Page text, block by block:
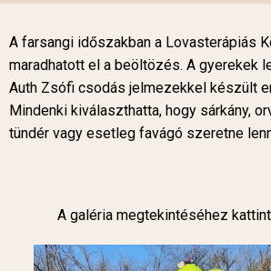
A farsangi időszakban a Lovasterápiás
maradhatott el a beöltözés. A gyerekek
Auth Zsófi csodás jelmezekkel készült
Mindenki kiválaszthatta, hogy sárkány,
tündér vagy esetleg favágó szeretne
A galéria megtekintéséhez